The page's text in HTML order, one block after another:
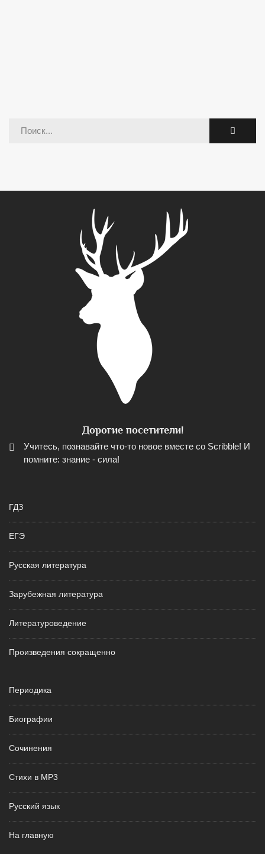
Дорогие посетители!
Учитесь, познавайте что-то новое вместе со Scribble! И
помните: знание - сила!
ГДЗ
ЕГЭ
Русская литература
Зарубежная литература
Литературоведение
Произведения сокращенно
Периодика
Биографии
Сочинения
Стихи в MP3
Русский язык
На главную